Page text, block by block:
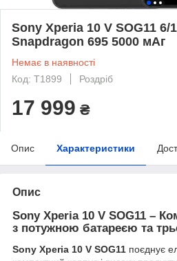
Sony Xperia 10 V SOG11 6/
Snapdragon 695 5000 мАг
Немає в наявності
Код: T1899
Роздріб
17 999 ₴
Опис Характеристики
Опис
Sony Xperia 10 V SOG11 –
з потужною батареєю та
Sony Xperia 10 V SOG11 поєднує